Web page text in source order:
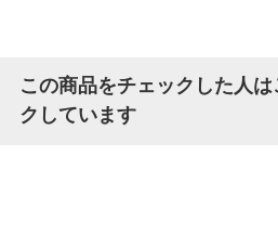
この商品をチェックした人
クしています